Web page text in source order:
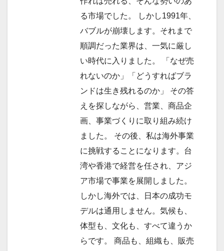
る市場でした。 しかし1991年、
バブルが崩壊します。それまで
順調だった業界は、一気に厳し
い時代に入りました。 「なぜ売
れないのか」「どうすればブラ
ンドは生き残れるのか」 その答
えを探しながら、営業、商品企
画、事業づくりに取り組み続け
ました。 その後、私は海外事業
に挑戦することになります。台
湾や香港で経営を任され、アジ
ア市場で事業を展開しました。
しかし海外では、日本の成功モ
デルは通用しません。気候も、
体型も、文化も、すべて違うか
らです。 商品も、組織も、販売